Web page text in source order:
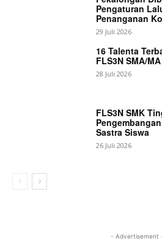
Pengaturan
Penanganan
29 Juli 2026
16 Talenta
FLS3N SMA/
28 Juli 2026
FLS3N SMK
Sastra Siswa
26 Juli 2026
- Advertisement